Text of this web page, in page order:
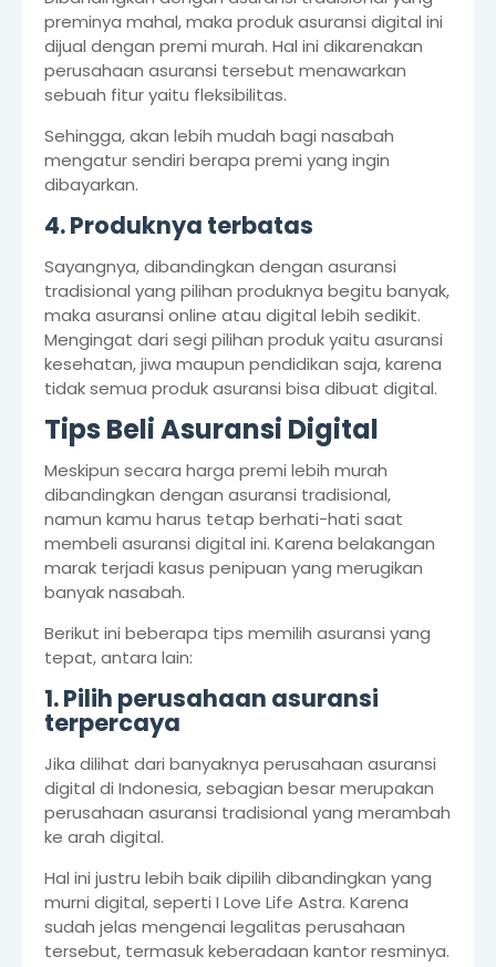
preminya mahal, maka produk asuransi digital ini
dijual dengan premi murah. Hal ini dikarenakan
perusahaan asuransi tersebut menawarkan
sebuah fitur yaitu fleksibilitas.
Sehingga, akan lebih mudah bagi nasabah
mengatur sendiri berapa premi yang ingin
dibayarkan.
4. Produknya terbatas
Sayangnya, dibandingkan dengan asuransi
tradisional yang pilihan produknya begitu banyak,
maka asuransi online atau digital lebih sedikit.
Mengingat dari segi pilihan produk yaitu asuransi
kesehatan, jiwa maupun pendidikan saja, karena
tidak semua produk asuransi bisa dibuat digital.
Tips Beli Asuransi Digital
Meskipun secara harga premi lebih murah
dibandingkan dengan asuransi tradisional,
namun kamu harus tetap berhati-hati saat
membeli asuransi digital ini. Karena belakangan
marak terjadi kasus penipuan yang merugikan
banyak nasabah.
Berikut ini beberapa tips memilih asuransi yang
tepat, antara lain:
1. Pilih perusahaan asuransi
terpercaya
Jika dilihat dari banyaknya perusahaan asuransi
digital di Indonesia, sebagian besar merupakan
perusahaan asuransi tradisional yang merambah
ke arah digital.
Hal ini justru lebih baik dipilih dibandingkan yang
murni digital, seperti I Love Life Astra. Karena
sudah jelas mengenai legalitas perusahaan
tersebut, termasuk keberadaan kantor resminya.